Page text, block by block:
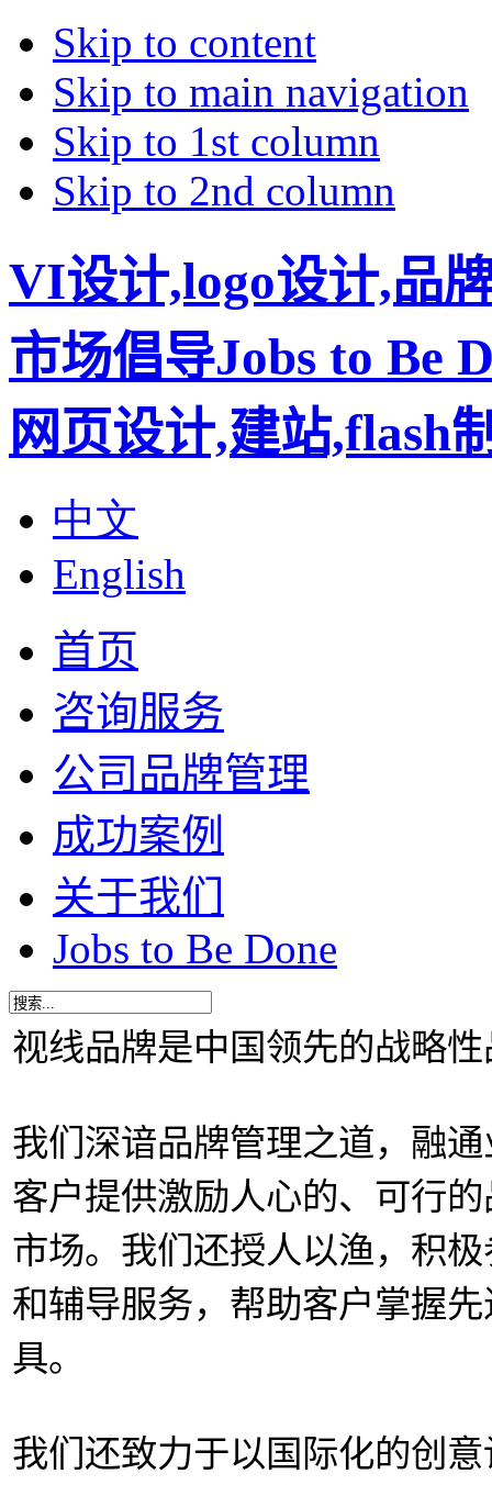
Skip to content
Skip to main navigation
Skip to 1st column
Skip to 2nd column
VI设计,logo设计,品
市场倡导Jobs to Be
网页设计,建站,flash
中文
English
首页
咨询服务
公司品牌管理
成功案例
关于我们
Jobs to Be Done
视线品牌是中国领先的战略
我们深谙品牌管理之道，融
客户提供激励人心的、可行
市场。我们还授人以渔，积
和辅导服务，帮助客户掌握
具。
我们还致力于以国际化的创